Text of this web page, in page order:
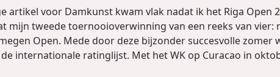
artikel voor Damkunst kwam vlak nadat ik het Riga Open
mijn tweede toernooioverwinning van een reeks van
Open. Mede door deze bijzonder succesvolle zomer
internationale ratinglijst. Met het WK op Curacao in